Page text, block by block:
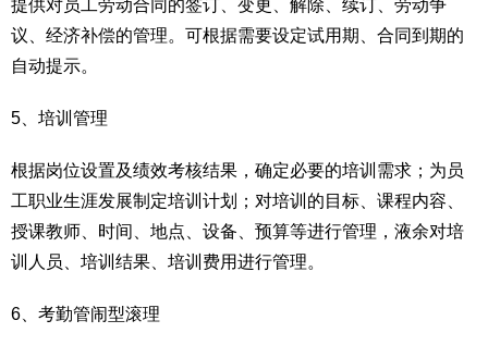
提供对员工劳动合同的签订、变更、解除、续订、劳动争
议、经济补偿的管理。可根据需要设定试用期、合同到期的
自动提示。
5、培训管理
根据岗位设置及绩效考核结果，确定必要的培训需求；为员
工职业生涯发展制定培训计划；对培训的目标、课程内容、
授课教师、时间、地点、设备、预算等进行管理，液余对培
训人员、培训结果、培训费用进行管理。
6、考勤管闹型滚理